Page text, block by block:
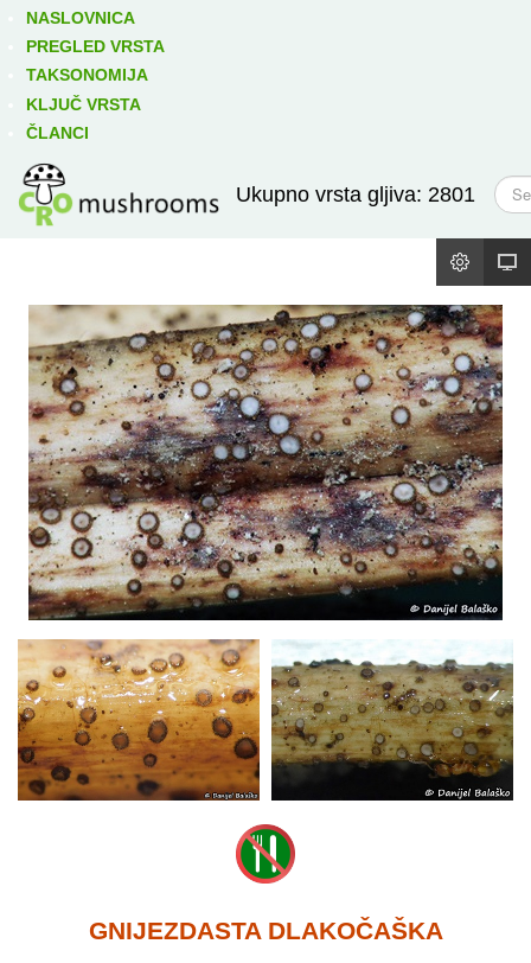
NASLOVNICA
PREGLED VRSTA
TAKSONOMIJA
KLJUČ VRSTA
ČLANCI
Ukupno vrsta gljiva: 2801
T
r
ž
GNIJEZDASTA DLAKOČAŠKA
Izravno podređene niže takse: